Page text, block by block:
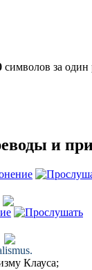
символов за один
и
Клауса;